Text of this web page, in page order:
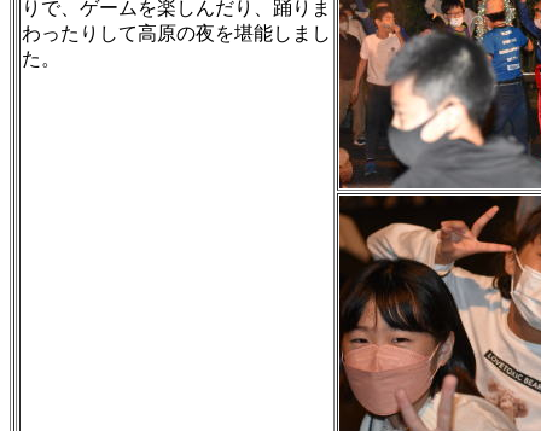
りで、ゲームを楽しんだり、踊りま
わったりして高原の夜を堪能しまし
た。